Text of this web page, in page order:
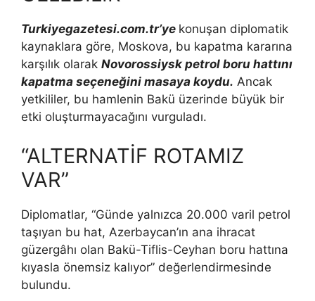
Turkiyegazetesi.com.tr’ye konuşan diplomatik
kaynaklara göre, Moskova, bu kapatma kararına
karşılık olarak Novorossiysk petrol boru hattını
kapatma seçeneğini masaya koydu. Ancak
yetkililer, bu hamlenin Bakü üzerinde büyük bir
etki oluşturmayacağını vurguladı.
“ALTERNATİF ROTAMIZ
VAR”
Diplomatlar, “Günde yalnızca 20.000 varil petrol
taşıyan bu hat, Azerbaycan’ın ana ihracat
güzergâhı olan Bakü-Tiflis-Ceyhan boru hattına
kıyasla önemsiz kalıyor” değerlendirmesinde
bulundu.